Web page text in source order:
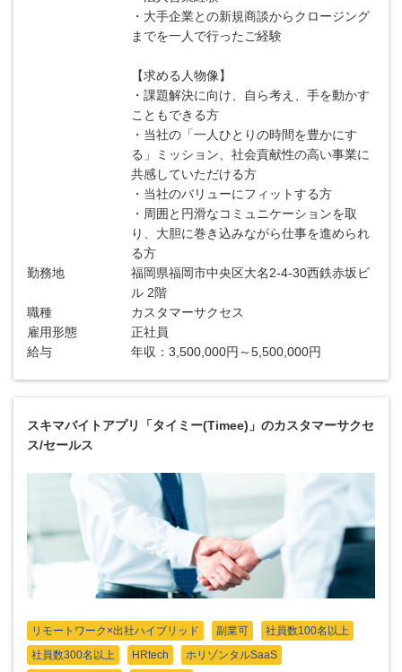
・大手企業との新規商談からクロージング
までを一人で行ったご経験
【求める人物像】
・課題解決に向け、自ら考え、手を動かす
こともできる方
・当社の「一人ひとりの時間を豊かにす
る」ミッション、社会貢献性の高い事業に
共感していただける方
・当社のバリューにフィットする方
・周囲と円滑なコミュニケーションを取
り、大胆に巻き込みながら仕事を進められ
る方
勤務地
福岡県福岡市中央区大名2-4-30西鉄赤坂ビ
ル 2階
職種
カスタマーサクセス
雇用形態
正社員
給与
年収：3,500,000円～5,500,000円
スキマバイトアプリ「タイミー(Timee)」のカスタマーサクセ
ス/セールス
リモートワーク×出社ハイブリッド 副業可
社員数100名以上
社員数300名以上
HRtech
ホリゾンタルSaaS